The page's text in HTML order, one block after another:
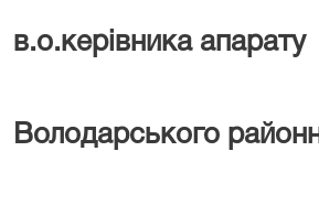
в.о.керівника апарату
Володарського